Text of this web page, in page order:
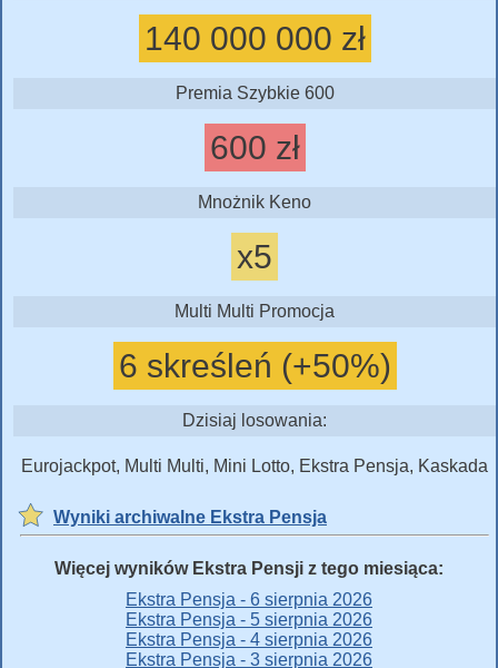
140 000 000 zł
Premia Szybkie 600
600 zł
Mnożnik Keno
x5
Multi Multi Promocja
6 skreśleń (+50%)
Dzisiaj losowania:
Eurojackpot, Multi Multi, Mini Lotto, Ekstra Pensja, Kaskada
Wyniki archiwalne Ekstra Pensja
Więcej wyników Ekstra Pensji z tego miesiąca:
Ekstra Pensja - 6 sierpnia 2026
Ekstra Pensja - 5 sierpnia 2026
Ekstra Pensja - 4 sierpnia 2026
Ekstra Pensja - 3 sierpnia 2026